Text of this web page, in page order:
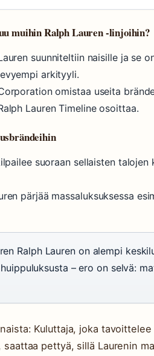
muihin Ralph Lauren -linjoihin?
suunniteltiin naisille ja se
arkityyli.
omistaa useita
Lauren Timeline osoittaa.
suoraan sellaisten talojen
pärjää massaluksuksessa
Ralph Lauren on alempi
– ero on selvä:
Kuluttaja, joka
saattaa pettyä, sillä Laurenin